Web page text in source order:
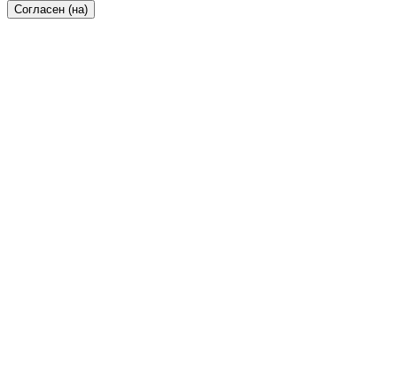
Согласен (на)